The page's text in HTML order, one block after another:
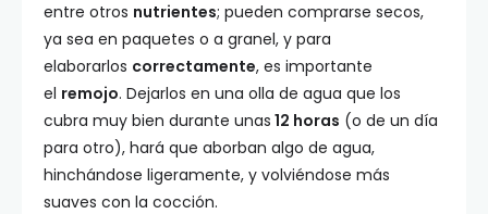
entre otros nutrientes; pueden comprarse secos,
ya sea en paquetes o a granel, y para
elaborarlos correctamente, es importante
el remojo. Dejarlos en una olla de agua que los
cubra muy bien durante unas 12 horas (o de un día
para otro), hará que aborban algo de agua,
hinchándose ligeramente, y volviéndose más
suaves con la cocción.